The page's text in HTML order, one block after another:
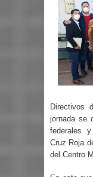
Directivos
jornada se
federales y
Cruz Roja
del Centro